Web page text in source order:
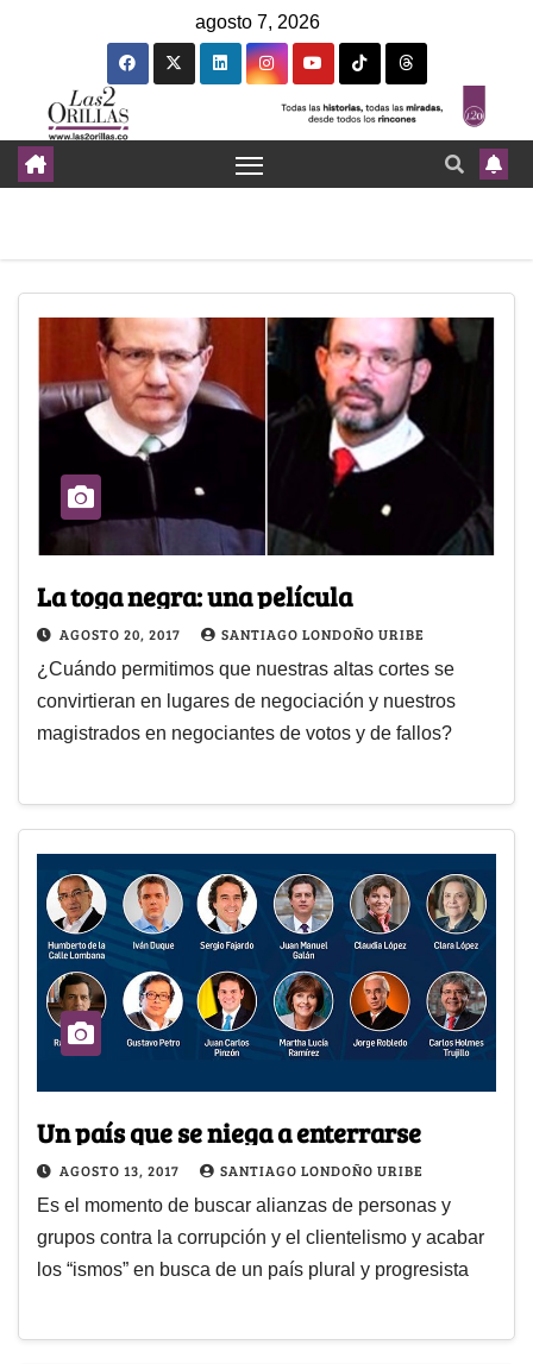
agosto 7, 2026
La toga negra: una película
AGOSTO 20, 2017 SANTIAGO LONDOÑO URIBE
¿Cuándo permitimos que nuestras altas cortes se
convirtieran en lugares de negociación y nuestros
magistrados en negociantes de votos y de fallos?
Un país que se niega a enterrarse
AGOSTO 13, 2017 SANTIAGO LONDOÑO URIBE
Es el momento de buscar alianzas de personas y
grupos contra la corrupción y el clientelismo y acabar
los “ismos” en busca de un país plural y progresista